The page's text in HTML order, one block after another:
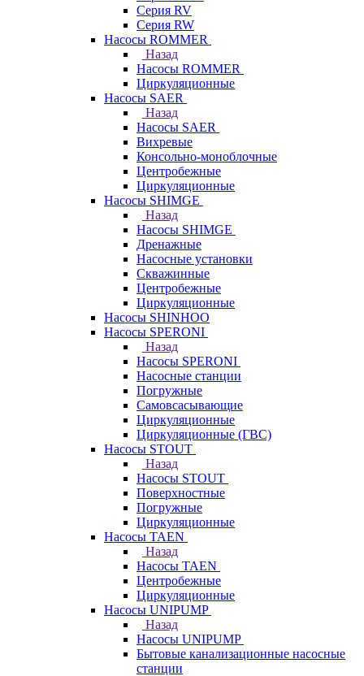
Серия RV
Серия RW
Насосы ROMMER
Назад
Насосы ROMMER
Циркуляционные
Насосы SAER
Назад
Насосы SAER
Вихревые
Консольно-моноблочные
Центробежные
Циркуляционные
Насосы SHIMGE
Назад
Насосы SHIMGE
Дренажные
Насосные установки
Скважинные
Центробежные
Циркуляционные
Насосы SHINHOO
Насосы SPERONI
Назад
Насосы SPERONI
Насосные станции
Погружные
Самовсасывающие
Циркуляционные
Циркуляционные (ГВС)
Насосы STOUT
Назад
Насосы STOUT
Поверхностные
Погружные
Циркуляционные
Насосы TAEN
Назад
Насосы TAEN
Центробежные
Циркуляционные
Насосы UNIPUMP
Назад
Насосы UNIPUMP
Бытовые канализационные насосные
станции